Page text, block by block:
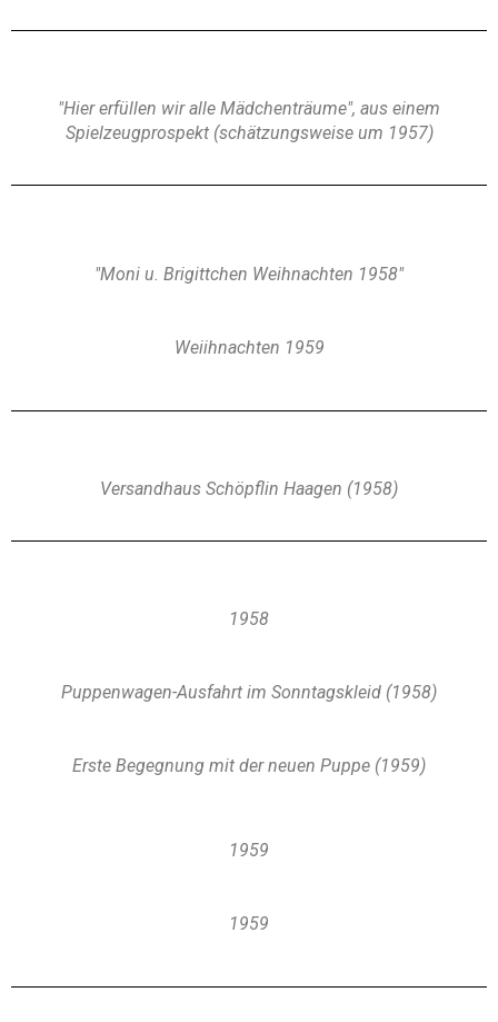
"Hier erfüllen wir alle Mädchenträume", aus einem
Spielzeugprospekt (schätzungsweise um 1957)
"Moni u. Brigittchen Weihnachten 1958"
Weiihnachten 1959
Versandhaus Schöpflin Haagen (1958)
1958
Puppenwagen-Ausfahrt im Sonntagskleid (1958)
Erste Begegnung mit der neuen Puppe (1959)
1959
1959